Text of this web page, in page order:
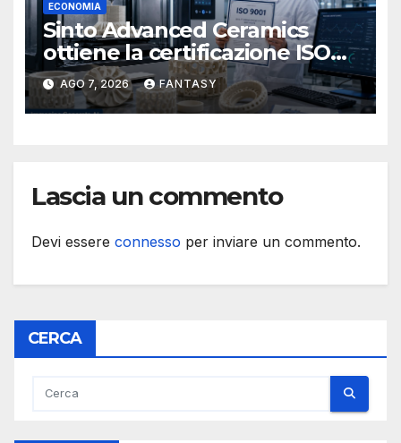
ECONOMIA
Sinto Advanced Ceramics
ottiene la certificazione ISO
9001 per la stampa 3D di
ceramiche tecniche
AGO 7, 2026 FANTASY
Lascia un commento
Devi essere connesso per inviare un commento.
CERCA